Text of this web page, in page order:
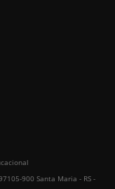
900 Santa Maria - RS -